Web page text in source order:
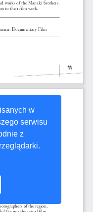
w
serwisu
z